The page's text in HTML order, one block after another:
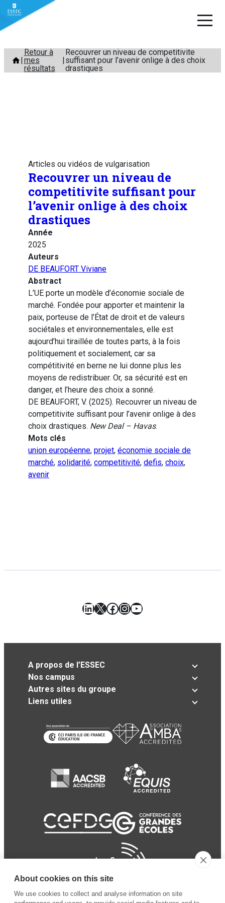
Aller
contenu
Retour à
mes
résultats
Recouvrer un niveau de competitivite
suffisant pour l’avenir onlige à des choix
drastiques
Articles ou vidéos de vulgarisation
Recouvrer un niveau de
competitivite suffisant pour
l’avenir onlige à des choix
drastiques
Année
2025
Auteurs
DE BEAUFORT Viviane
Abstract
L’UE porte un modèle d’économie sociale de
marché. Fondée pour apporter et maintenir la
paix, porteuse de l’État de droit et de valeurs
sociétales et environnementales, elle est
aujourd’hui tiraillée de toutes parts, à la fois
politiquement et socialement, car sa
compétitivité en berne ne lui donne plus les
moyens de redistribuer. Or, sa sécurité est en
danger, et l’heure des choix a sonné.
DE BEAUFORT, V. (2025). Recouvrer un niveau de
competitivite suffisant pour l’avenir onlige à des
choix drastiques. New Deal – Havas.
Mots clés
union européenne, projet, économie sociale de
marché, solidarité, competitivité, defis, choix,
avenir
LinkedIn
X Facebook
Instagram
YouTube
A propos de l’ESSEC
Nos campus
Autres sites du groupe
Liens utiles
About cookies on this site
We use cookies to collect and analyse information on site